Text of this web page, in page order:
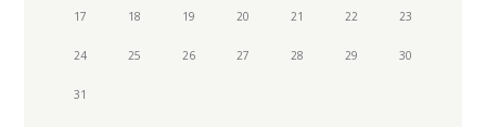
17 18 19 20 21 22 23
24 25 26 27 28 29 30
31